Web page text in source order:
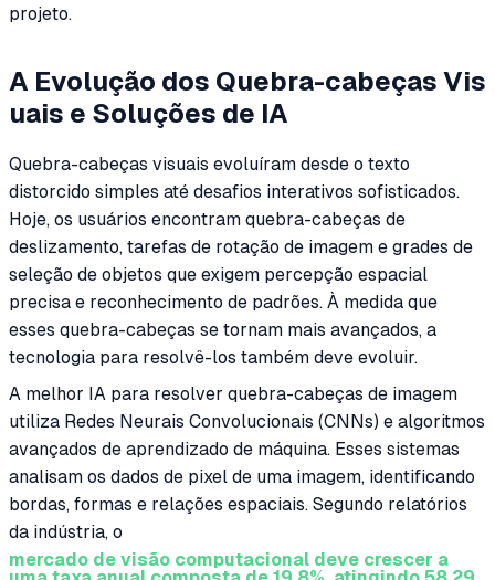
projeto.
A Evolução dos Quebra-cabeças Vis
uais e Soluções de IA
Quebra-cabeças visuais evoluíram desde o texto
distorcido simples até desafios interativos sofisticados.
Hoje, os usuários encontram quebra-cabeças de
deslizamento, tarefas de rotação de imagem e grades de
seleção de objetos que exigem percepção espacial
precisa e reconhecimento de padrões. À medida que
esses quebra-cabeças se tornam mais avançados, a
tecnologia para resolvê-los também deve evoluir.
A melhor IA para resolver quebra-cabeças de imagem
utiliza Redes Neurais Convolucionais (CNNs) e algoritmos
avançados de aprendizado de máquina. Esses sistemas
analisam os dados de pixel de uma imagem, identificando
bordas, formas e relações espaciais. Segundo relatórios
da indústria, o
mercado de visão computacional deve crescer a